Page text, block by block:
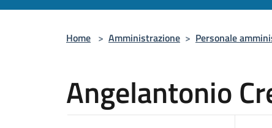
Home > Amministrazione > Personale
Angelantonio